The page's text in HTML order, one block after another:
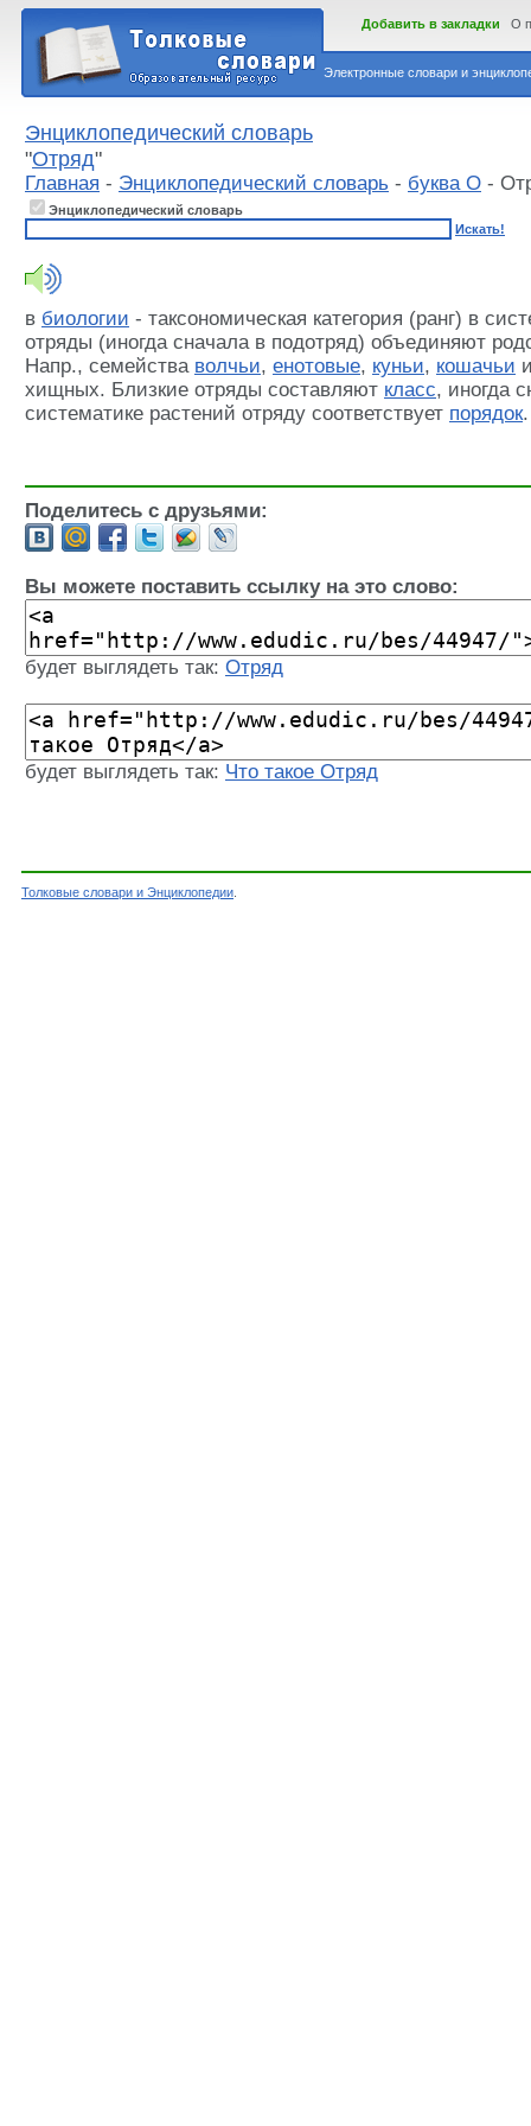
Электронные словари и
Добавить в закладки О
Энциклопедический словарь
"Отряд"
Главная - Энциклопедический словарь - буква О -
Энциклопедический словарь
Искать!
в биологии - таксономическая категория (ранг) в
отряды (иногда сначала в подотряд) объединяют
Напр., семейства волчьи, енотовые, куньи, кошачьи
хищных. Близкие отряды составляют класс, иногда
систематике растений отряду соответствует порядок.
Поделитесь с друзьями:
Вы можете поставить ссылку на это слово:
будет выглядеть так: Отряд
будет выглядеть так: Что такое Отряд
Толковые словари и Энциклопедии